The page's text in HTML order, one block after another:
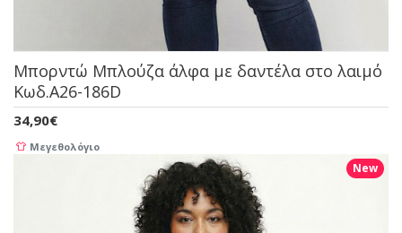
Μπορντώ Μπλούζα άλφα με δαντέλα στο λαιμό
Κωδ.A26-186D
34,90€
Μεγεθολόγιο
New